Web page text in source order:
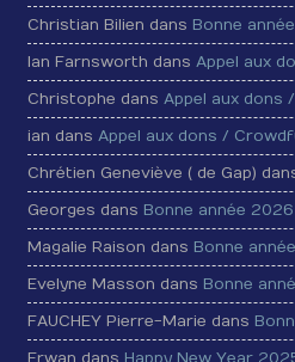
Christian Bilien dans Bonne
Ian Farnsworth dansAppel aux
Christophe dansAppel aux dons
ian dansAppel aux dons /
Chrétien Geneviève ( de Gap)
Georges dans Bonne année
Magalie Raison dans Bonne
Evelyne Masson dans Bonne
FAUCHEY Pierre-Marie dans